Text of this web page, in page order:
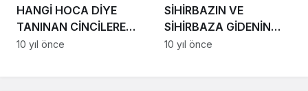
HANGİ HOCA DİYE
TANINAN CİNCİLERE
GİTMEK
10 yıl önce
SİHİRBAZIN VE
SİHİRBAZA GİDENİN
HÜKMÜ
10 yıl önce